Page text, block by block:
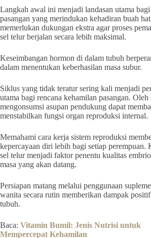
Langkah awal ini menjadi landasan utama bagi
pasangan yang merindukan kehadiran buah
memerlukan dukungan ekstra agar proses
sel telur berjalan secara lebih maksimal.
Keseimbangan hormon di dalam tubuh
dalam menentukan keberhasilan masa subur.
Siklus yang tidak teratur sering kali menjadi
utama bagi rencana kehamilan pasangan. Oleh
mengonsumsi asupan pendukung dapat
menstabilkan fungsi organ reproduksi internal.
Memahami cara kerja sistem reproduksi
kepercayaan diri lebih bagi setiap perempuan.
sel telur menjadi faktor penentu kualitas
masa yang akan datang.
Persiapan matang melalui penggunaan
wanita secara rutin memberikan dampak
tubuh.
Baca: Vitamin Bumil: Jenis Nutrisi untuk
Mempercepat Kehamilan